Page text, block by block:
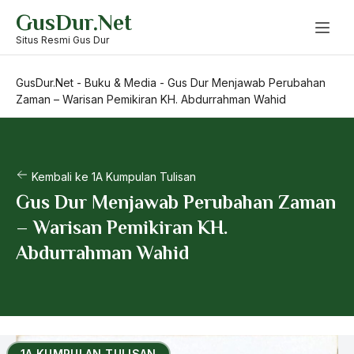
content
GusDur.Net
Situs Resmi Gus Dur
GusDur.Net - Buku & Media - Gus Dur Menjawab Perubahan
Zaman – Warisan Pemikiran KH. Abdurrahman Wahid
Kembali ke 1A Kumpulan Tulisan
Gus Dur Menjawab Perubahan Zaman
– Warisan Pemikiran KH.
Abdurrahman Wahid